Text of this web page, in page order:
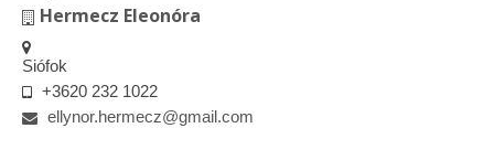
Hermecz Eleonóra
Siófok
+3620 232 1022
ellynor.hermecz@gmail.com